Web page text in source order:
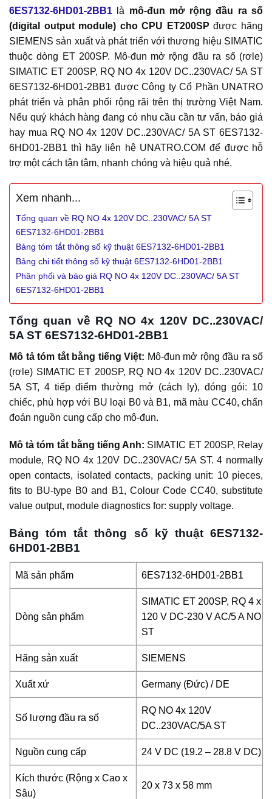
6ES7132-6HD01-2BB1 là mô-đun mở rộng đầu ra số
(digital output module) cho CPU ET200SP được hãng
SIEMENS sản xuất và phát triển với thương hiệu SIMATIC
thuộc dòng ET 200SP. Mô-đun mở rộng đầu ra số (rơle)
SIMATIC ET 200SP, RQ NO 4x 120V DC..230VAC/ 5A ST
6ES7132-6HD01-2BB1 được Công ty Cổ Phần UNATRO
phát triển và phân phối rộng rãi trên thị trường Việt Nam.
Nếu quý khách hàng đang có nhu cầu cần tư vấn, báo giá
hay mua RQ NO 4x 120V DC..230VAC/ 5A ST 6ES7132-
6HD01-2BB1 thì hãy liên hệ UNATRO.COM để được hỗ
trợ một cách tận tâm, nhanh chóng và hiệu quả nhé.
Xem nhanh...
Tổng quan về RQ NO 4x 120V DC..230VAC/ 5A ST
6ES7132-6HD01-2BB1
Bảng tóm tắt thông số kỹ thuật 6ES7132-6HD01-2BB1
Bảng chi tiết thông số kỹ thuật 6ES7132-6HD01-2BB1
Phân phối và báo giá RQ NO 4x 120V DC..230VAC/ 5A ST
6ES7132-6HD01-2BB1
Tổng quan về RQ NO 4x 120V DC..230VAC/
5A ST 6ES7132-6HD01-2BB1
Mô tả tóm tắt bằng tiếng Việt: Mô-đun mở rộng đầu ra số
(rơle) SIMATIC ET 200SP, RQ NO 4x 120V DC..230VAC/
5A ST, 4 tiếp điểm thường mở (cách ly), đóng gói: 10
chiếc, phù hợp với BU loại B0 và B1, mã màu CC40, chẩn
đoán nguồn cung cấp cho mô-đun.
Mô tả tóm tắt bằng tiếng Anh: SIMATIC ET 200SP, Relay
module, RQ NO 4x 120V DC..230VAC/ 5A ST. 4 normally
open contacts, isolated contacts, packing unit: 10 pieces,
fits to BU-type B0 and B1, Colour Code CC40, substitute
value output, module diagnostics for: supply voltage.
Bảng tóm tắt thông số kỹ thuật 6ES7132-
6HD01-2BB1
Mã sản phẩm 6ES7132-6HD01-2BB1
Dòng sản phẩm
SIMATIC ET 200SP, RQ 4 x
120 V DC-230 V AC/5 A NO
ST
Hãng sản xuất SIEMENS
Xuất xứ Germany (Đức) / DE
Số lượng đầu ra số
RQ NO 4x 120V
DC..230VAC/5A ST
Nguồn cung cấp 24 V DC (19.2 – 28.8 V DC)
Kích thước (Rộng x Cao x
Sâu)
20 x 73 x 58 mm